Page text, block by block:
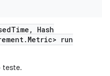
Time ,
Hash
. Metric> run
teste.